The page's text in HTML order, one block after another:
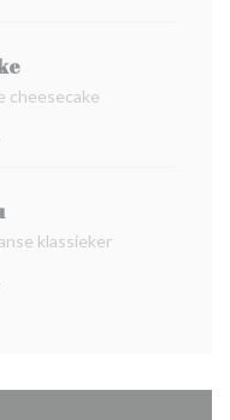
cheesecake
klassieker